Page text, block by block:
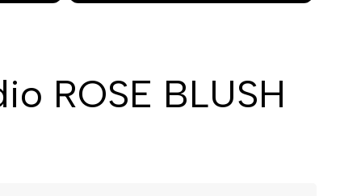
ROSE BLUSH